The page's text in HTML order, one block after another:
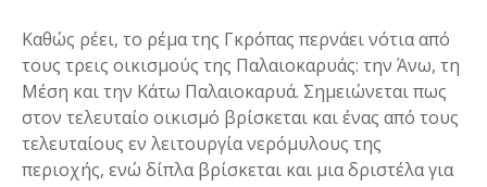
Καθώς ρέει, το ρέμα της Γκρόπας περνάει νότια από
τους τρεις οικισμούς της Παλαιοκαρυάς: την Άνω, τη
Μέση και την Κάτω Παλαιοκαρυά. Σημειώνεται πως
στον τελευταίο οικισμό βρίσκεται και ένας από τους
τελευταίους εν λειτουργία νερόμυλους της
περιοχής, ενώ δίπλα βρίσκεται και μια δριστέλα για